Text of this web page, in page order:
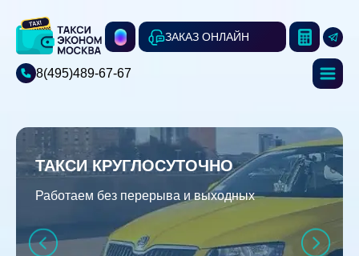
ЗАКАЗ ОНЛАЙН
8(495)489-67-67
ТАКСИ КРУГЛОСУТОЧНО
Работаем без перерыва и выходных